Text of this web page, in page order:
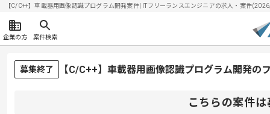
【C/C++】車載器用画像認識プログラム開発案件| ITフリーランスエンジニアの求人・案件
企業の方 案件検索
募集終了 【C/C++】車載器用画像認識プログラム開発の
こちらの案件